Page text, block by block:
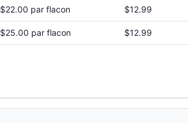
$22.00 par flacon $12.99
$25.00 par flacon $12.99